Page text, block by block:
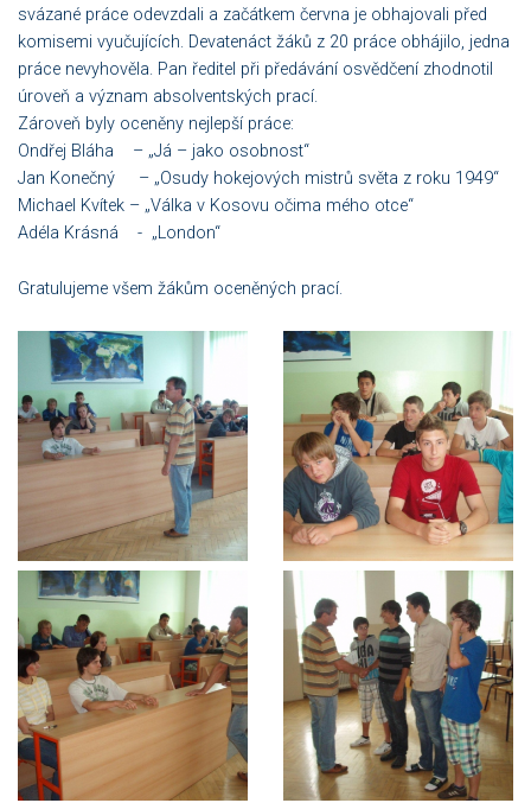
svázané práce odevzdali a začátkem června je obhajovali před
komisemi vyučujících. Devatenáct žáků z 20 práce obhájilo, jedna
práce nevyhověla. Pan ředitel při předávání osvědčení zhodnotil
úroveň a význam absolventských prací.
Zároveň byly oceněny nejlepší práce:
Ondřej Bláha – „Já – jako osobnost“
Jan Konečný – „Osudy hokejových mistrů světa z roku 1949“
Michael Kvítek – „Válka v Kosovu očima mého otce“
Adéla Krásná - „London“
Gratulujeme všem žákům oceněných prací.